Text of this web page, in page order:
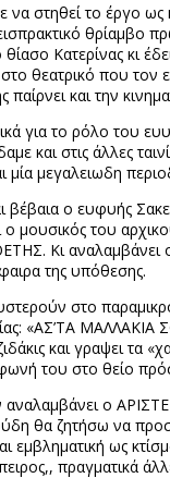
στηθεί το έργο
θίασο Κατερίνας κι
θεατρικό που τον
και την
για το ρόλο του
και στις άλλες
μία μεγαλειωδη
ο ευφυής
του
Κι αναλαμβάνει
της υπόθεσης.
στο
«ΑΣ’ΤΑ ΜΑΛΛΑΚΙΑ
και
φωνή του στο θείο
αναλαμβάνει ο
θα ζητήσω να
εμβληματική ως
πραγματικά